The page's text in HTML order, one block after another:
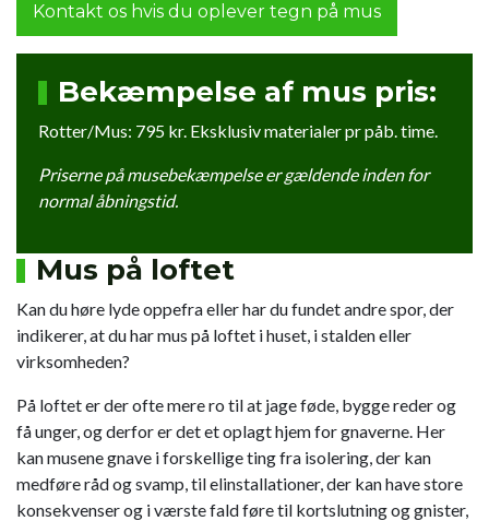
Kontakt os hvis du oplever tegn på mus
Bekæmpelse af mus pris:
Rotter/Mus: 795 kr. Eksklusiv materialer pr påb. time.
Priserne på musebekæmpelse er gældende inden for
normal åbningstid.
Mus på loftet
Kan du høre lyde oppefra eller har du fundet andre spor, der
indikerer, at du har mus på loftet i huset, i stalden eller
virksomheden?
På loftet er der ofte mere ro til at jage føde, bygge reder og
få unger, og derfor er det et oplagt hjem for gnaverne. Her
kan musene gnave i forskellige ting fra isolering, der kan
medføre råd og svamp, til elinstallationer, der kan have store
konsekvenser og i værste fald føre til kortslutning og gnister,